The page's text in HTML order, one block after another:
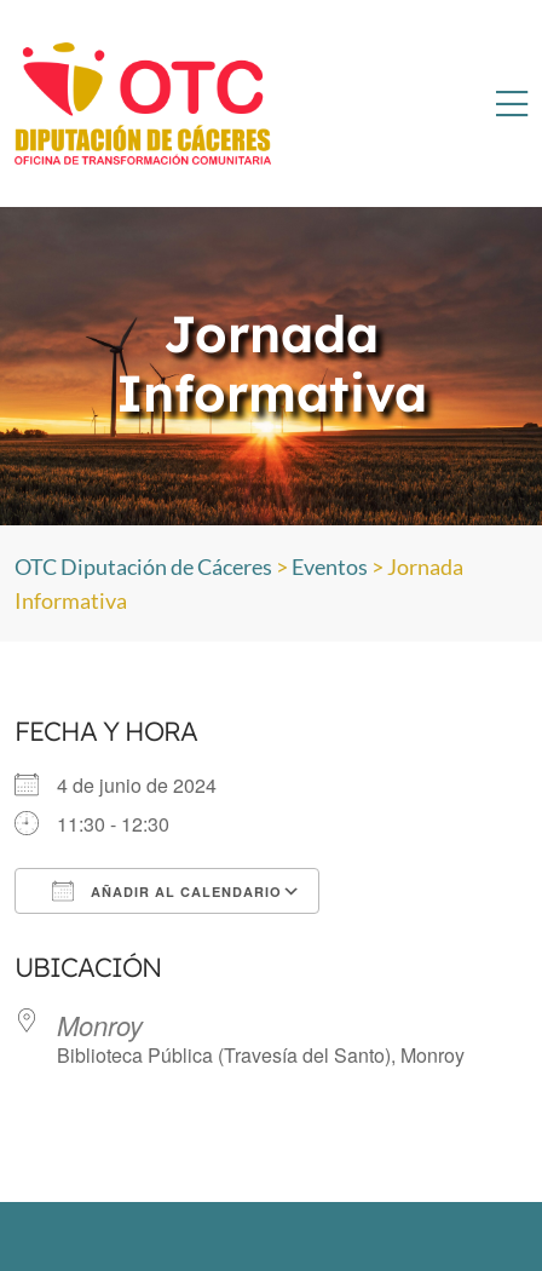
Jornada
Informativa
OTC Diputación de Cáceres > Eventos > Jornada
Informativa
FECHA Y HORA
4 de junio de 2024
11:30 - 12:30
AÑADIR AL CALENDARIO
UBICACIÓN
Monroy
Biblioteca Pública (Travesía del Santo), Monroy